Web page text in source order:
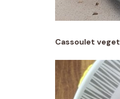
Cassoulet